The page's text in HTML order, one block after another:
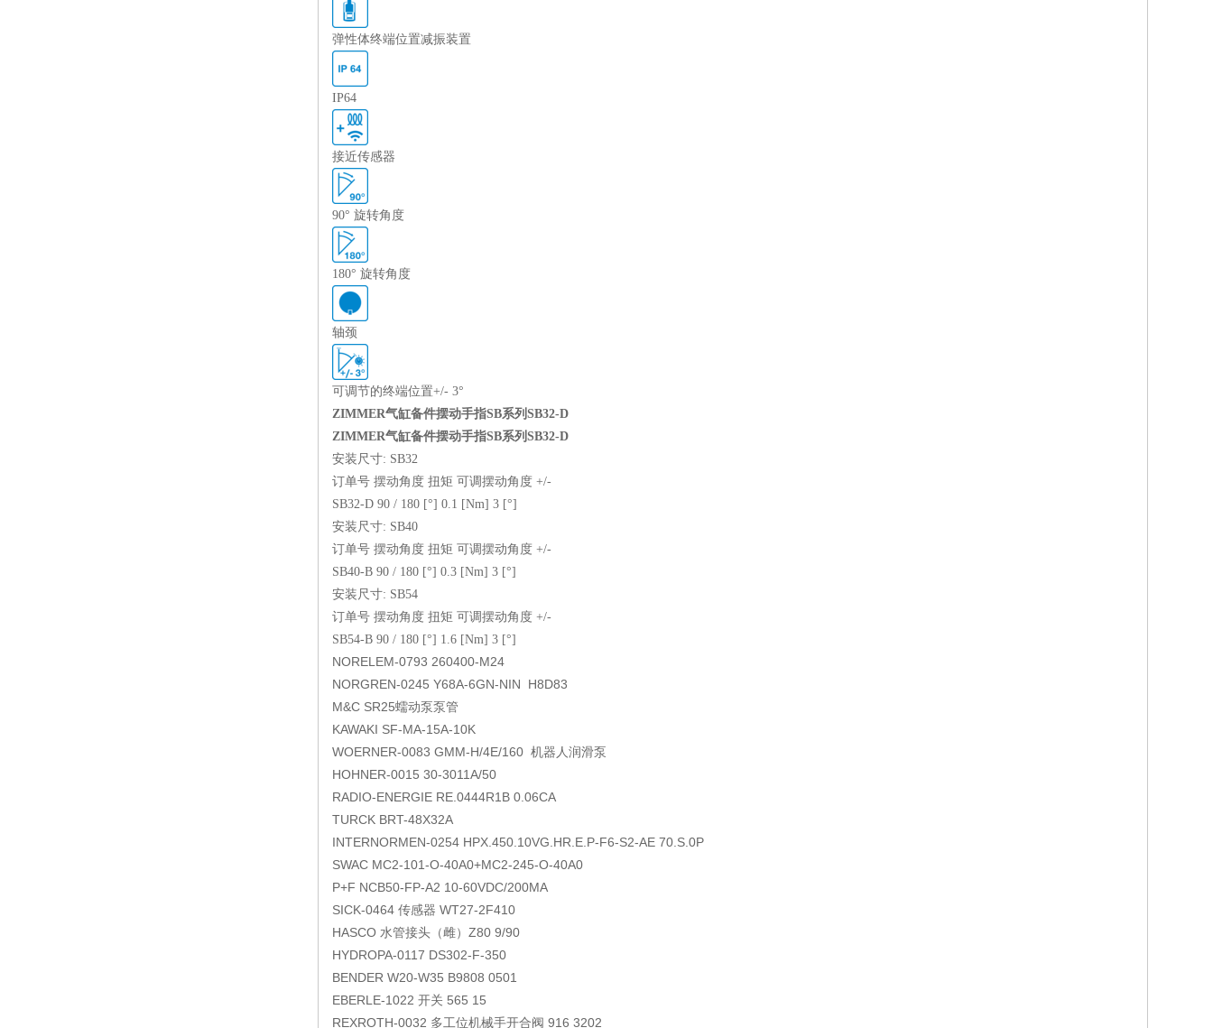
弹性体终端位置减振装置
IP64
接近传感器
90° 旋转角度
180° 旋转角度
轴颈
可调节的终端位置+/- 3°
ZIMMER气缸备件摆动手指SB系列SB32-D
ZIMMER气缸备件摆动手指SB系列SB32-D
安装尺寸: SB32
订单号 摆动角度 扭矩 可调摆动角度 +/-
SB32-D 90 / 180 [°] 0.1 [Nm] 3 [°]
安装尺寸: SB40
订单号 摆动角度 扭矩 可调摆动角度 +/-
SB40-B 90 / 180 [°] 0.3 [Nm] 3 [°]
安装尺寸: SB54
订单号 摆动角度 扭矩 可调摆动角度 +/-
SB54-B 90 / 180 [°] 1.6 [Nm] 3 [°]
NORELEM-0793 260400-M24
NORGREN-0245 Y68A-6GN-NIN H8D83
M&C SR25蠕动泵泵管
KAWAKI SF-MA-15A-10K
WOERNER-0083 GMM-H/4E/160 机器人润滑泵
HOHNER-0015 30-3011A/50
RADIO-ENERGIE RE.0444R1B 0.06CA
TURCK BRT-48X32A
INTERNORMEN-0254 HPX.450.10VG.HR.E.P-F6-S2-AE 70.S.0P
SWAC MC2-101-O-40A0+MC2-245-O-40A0
P+F NCB50-FP-A2 10-60VDC/200MA
SICK-0464 传感器 WT27-2F410
HASCO 水管接头（雌）Z80 9/90
HYDROPA-0117 DS302-F-350
BENDER W20-W35 B9808 0501
EBERLE-1022 开关 565 15
REXROTH-0032 多工位机械手开合阀 916 3202